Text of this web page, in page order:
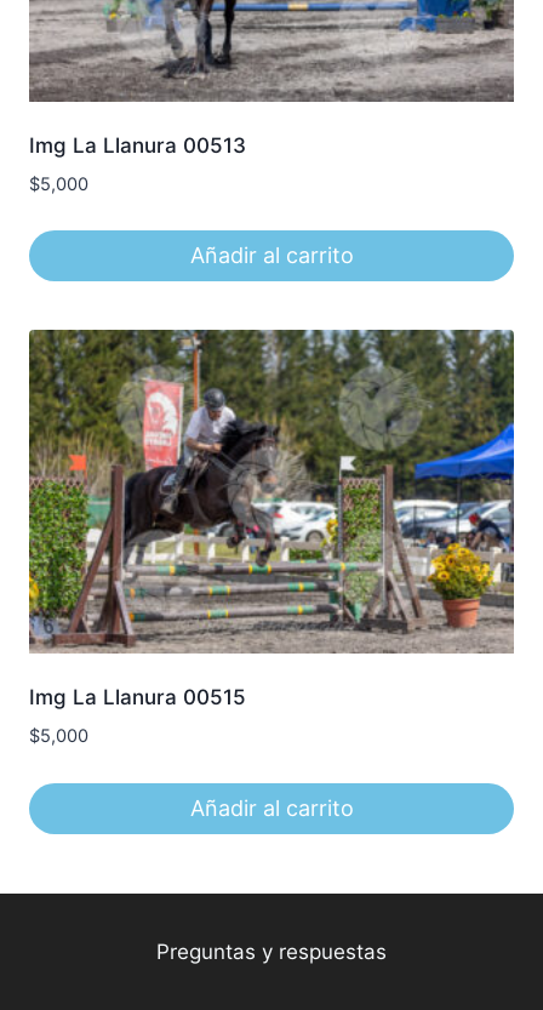
Img La Llanura 00513
$5,000
Añadir al carrito
Img La Llanura 00515
$5,000
Añadir al carrito
Preguntas y respuestas